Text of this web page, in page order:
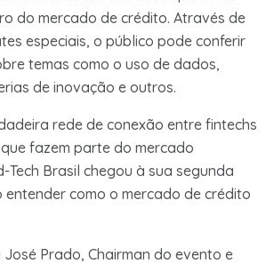
do mercado de crédito. Através de
especiais, o público pode conferir
temas como o uso de dados,
de inovação e outros.
rede de conexão entre fintechs
fazem parte do mercado
Tech Brasil chegou à sua segunda
entender como o mercado de crédito
Prado, Chairman do evento e